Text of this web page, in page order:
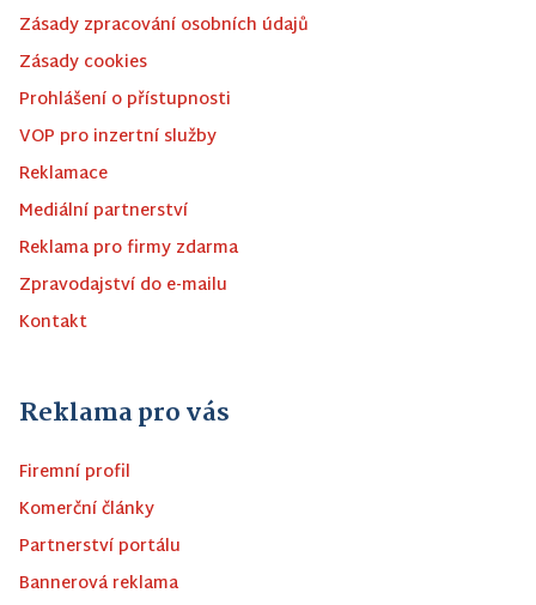
Zásady zpracování osobních údajů
Zásady cookies
Prohlášení o přístupnosti
VOP pro inzertní služby
Reklamace
Mediální partnerství
Reklama pro firmy zdarma
Zpravodajství do e-mailu
Kontakt
Reklama pro vás
Firemní profil
Komerční články
Partnerství portálu
Bannerová reklama